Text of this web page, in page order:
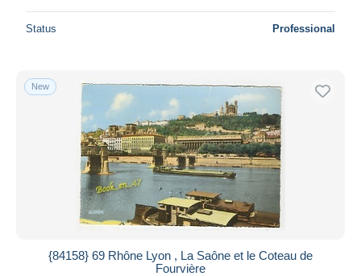
Status Professional
New
{84158} 69 Rhône Lyon , La Saône et le Coteau de
Fourvière